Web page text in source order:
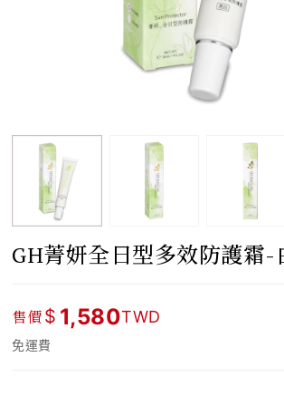
GH菁妍全日型多效防護霜-
售價$ 1,580TWD
免運費